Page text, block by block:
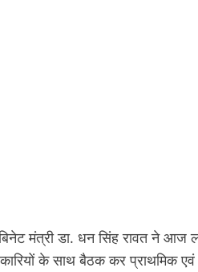
मंत्री डा. धन सिंह रावत ने
के साथ बैठक कर प्राथमिक एवं